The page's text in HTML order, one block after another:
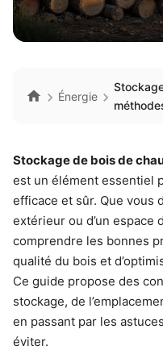
Énergie
Stockage de bois de
est un élément essentiel
efficace et sûr. Que vous
extérieur ou d’un espace
comprendre les bonnes
qualité du bois et
Ce guide propose des
stockage, de
en passant par les
éviter.